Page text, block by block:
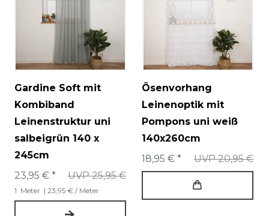
Gardine Soft mit
Kombiband
Leinenstruktur uni
salbeigrün 140 x
245cm
UVP 25,95 €
23,95 € *
1 Meter | 23,95 € / Meter
Ösenvorhang
Leinenoptik mit
Pompons uni weiß
140x260cm
UVP 20,95 €
18,95 € *